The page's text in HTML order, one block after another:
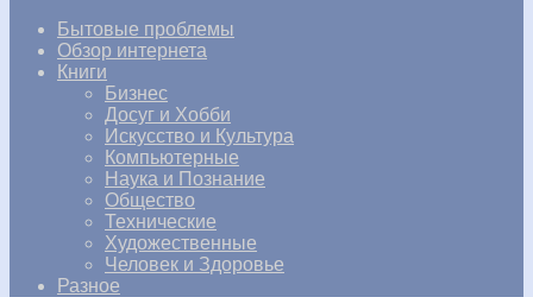
Бытовые проблемы
Обзор интернета
Книги
Бизнес
Досуг и Хобби
Искусство и Культура
Компьютерные
Наука и Познание
Общество
Технические
Художественные
Человек и Здоровье
Разное